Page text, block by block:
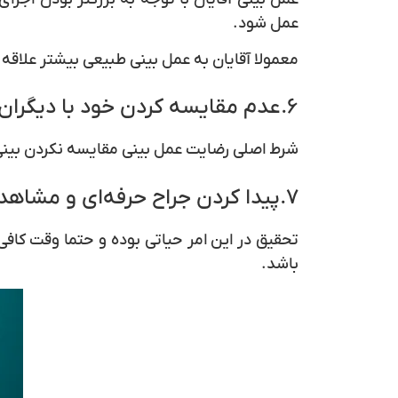
عمل شود.
معمولا آقایان به عمل بینی طبیعی بیشتر
۶.عدم مقایسه کردن خود با دیگران
شرط اصلی رضایت عمل بینی مقایسه نکردن
۷.پیدا کردن جراح حرفه‌ای و مشاهده آلبوم نمونه کارهای پزشک
تحقیق در این امر حیاتی بوده و حتما وقت
باشد.